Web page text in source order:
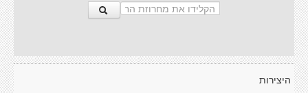
היצירות